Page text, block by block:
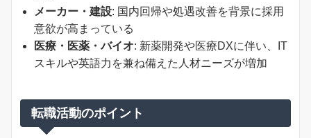
メーカー・建設: 国内回帰や処遇改善を背景に採用
意欲が高まっている
医療・医薬・バイオ: 新薬開発や医療DXに伴い、IT
スキルや英語力を兼ね備えた人材ニーズが増加
転職活動のポイント